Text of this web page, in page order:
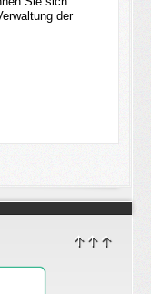
↑↑↑
der